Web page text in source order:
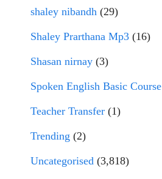
shaley nibandh (29)
Shaley Prarthana Mp3 (16)
Shasan nirnay (3)
Spoken English Basic Course
Teacher Transfer (1)
Trending (2)
Uncategorised (3,818)